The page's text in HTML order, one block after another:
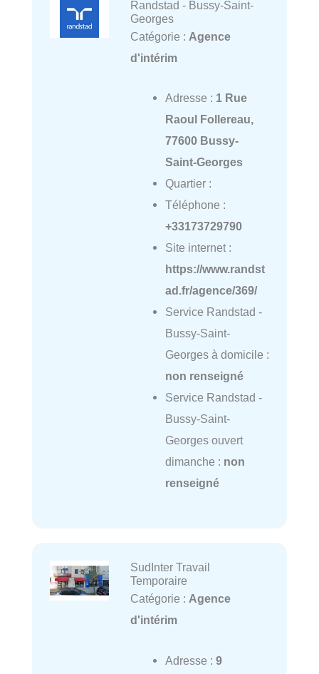
Randstad - Bussy-Saint-
Georges
Catégorie : Agence
d'intérim
Adresse : 1 Rue
Raoul Follereau,
77600 Bussy-
Saint-Georges
Quartier :
Téléphone :
+33173729790
Site internet :
https://www.randst
ad.fr/agence/369/
Service Randstad -
Bussy-Saint-
Georges à domicile :
non renseigné
Service Randstad -
Bussy-Saint-
Georges ouvert
dimanche : non
renseigné
SudInter Travail
Temporaire
Catégorie : Agence
d'intérim
Adresse : 9